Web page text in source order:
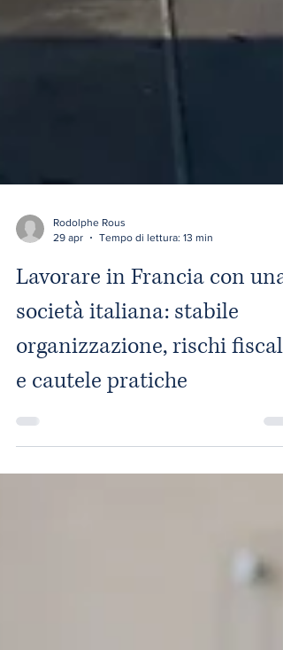
Rodolphe Rous
29 apr
Tempo di lettura: 13 min
Lavorare in Francia con una
società italiana: stabile
organizzazione, rischi fiscali
e cautele pratiche